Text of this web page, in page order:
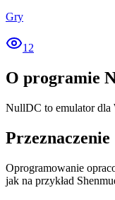
Gry
12
O programie
NullDC to emulator dla
Przeznaczenie
Oprogramowanie
jak na przykład